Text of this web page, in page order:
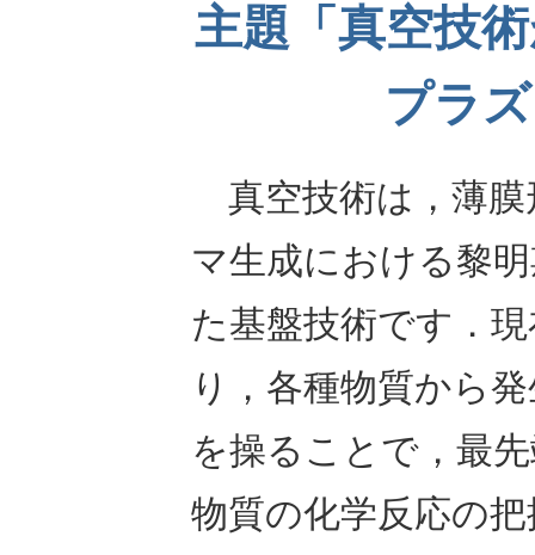
主題「真空技
プラ
真空技術は，薄膜
マ生成における黎
た基盤技術です．
り，各種物質から
を操ることで，最
物質の化学反応の